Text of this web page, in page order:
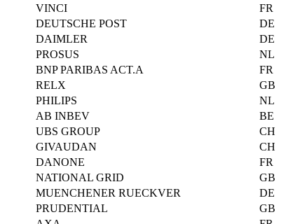
VINCI
FR
DEUTSCHE POST
DE
DAIMLER
DE
PROSUS
NL
BNP PARIBAS ACT.A
FR
RELX
GB
PHILIPS
NL
AB INBEV
BE
UBS GROUP
CH
GIVAUDAN
CH
DANONE
FR
NATIONAL GRID
GB
MUENCHENER RUECKVER
DE
PRUDENTIAL
GB